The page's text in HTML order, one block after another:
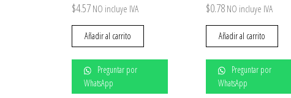
$4.57 NO incluye IVA
Añadir al carrito
Preguntar por
WhatsApp
$0.78 NO incluye IVA
Añadir al carrito
Preguntar por
WhatsApp